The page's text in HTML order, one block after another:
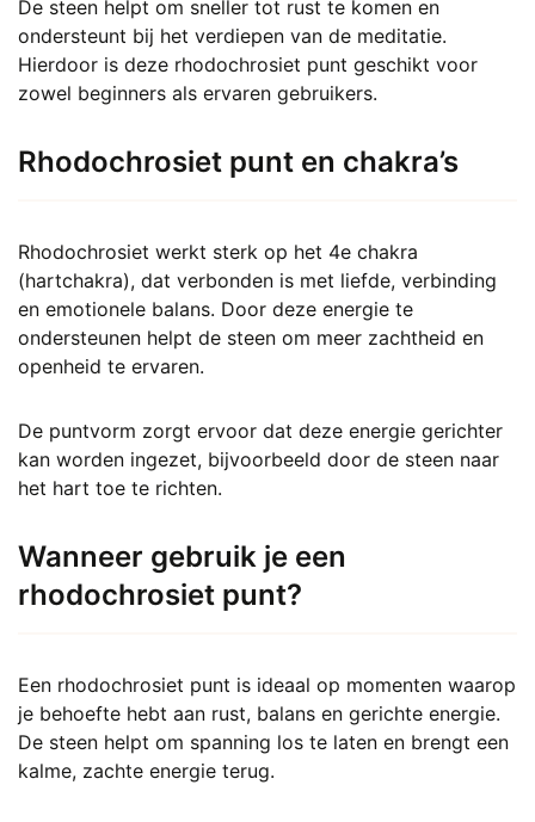
De steen helpt om sneller tot rust te komen en
ondersteunt bij het verdiepen van de meditatie.
Hierdoor is deze rhodochrosiet punt geschikt voor
zowel beginners als ervaren gebruikers.
Rhodochrosiet punt en chakra’s
Rhodochrosiet werkt sterk op het 4e chakra
(hartchakra), dat verbonden is met liefde, verbinding
en emotionele balans. Door deze energie te
ondersteunen helpt de steen om meer zachtheid en
openheid te ervaren.
De puntvorm zorgt ervoor dat deze energie gerichter
kan worden ingezet, bijvoorbeeld door de steen naar
het hart toe te richten.
Wanneer gebruik je een
rhodochrosiet punt?
Een rhodochrosiet punt is ideaal op momenten waarop
je behoefte hebt aan rust, balans en gerichte energie.
De steen helpt om spanning los te laten en brengt een
kalme, zachte energie terug.